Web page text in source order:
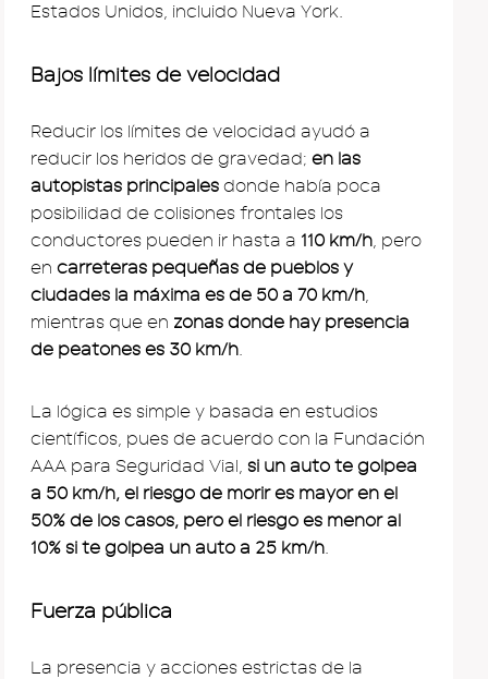
Estados Unidos, incluido Nueva York.
Bajos límites de velocidad
Reducir los límites de velocidad ayudó a
reducir los heridos de gravedad; en las
autopistas principales donde había poca
posibilidad de colisiones frontales los
conductores pueden ir hasta a 110 km/h, pero
en carreteras pequeñas de pueblos y
ciudades la máxima es de 50 a 70 km/h,
mientras que en zonas donde hay presencia
de peatones es 30 km/h.
La lógica es simple y basada en estudios
científicos, pues de acuerdo con la Fundación
AAA para Seguridad Vial, si un auto te golpea
a 50 km/h, el riesgo de morir es mayor en el
50% de los casos, pero el riesgo es menor al
10% si te golpea un auto a 25 km/h.
Fuerza pública
La presencia y acciones estrictas de la